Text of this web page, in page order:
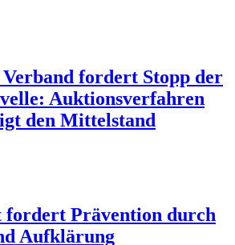
Verband fordert Stopp der
Auktionsverfahren
den Mittelstand
Prävention durch
Aufklärung